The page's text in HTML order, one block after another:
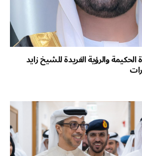
والرؤية الفريدة للشيخ زايد